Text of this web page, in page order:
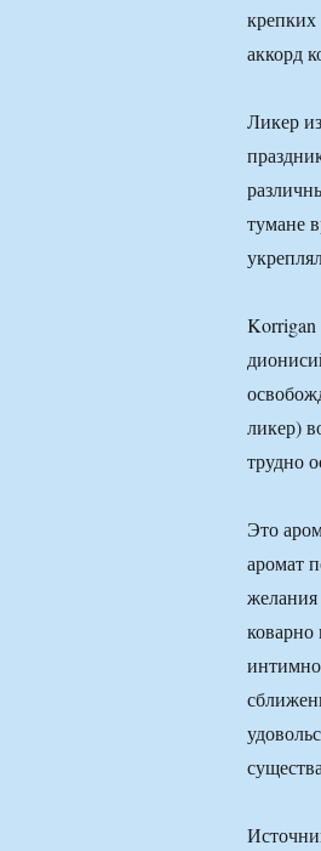
крепких
аккорд
Ликер
тумане
Korrigan
ликер)
трудно
Это
аромат